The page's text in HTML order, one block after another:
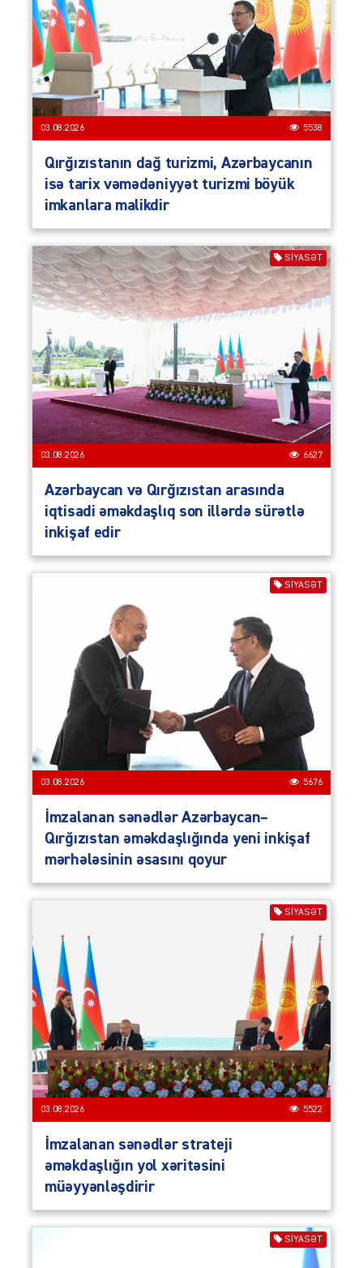
03.08.2026 5538
Qırğızıstanın dağ turizmi, Azərbaycanın
isə tarix vəmədəniyyət turizmi böyük
imkanlara malikdir
SIYASƏT
03.08.2026 6627
Azərbaycan və Qırğızıstan arasında
iqtisadi əməkdaşlıq son illərdə sürətlə
inkişaf edir
SIYASƏT
03.08.2026 5676
İmzalanan sənədlər Azərbaycan–
Qırğızıstan əməkdaşlığında yeni inkişaf
mərhələsinin əsasını qoyur
SIYASƏT
03.08.2026 5522
İmzalanan sənədlər strateji
əməkdaşlığın yol xəritəsini
müəyyənləşdirir
SIYASƏT